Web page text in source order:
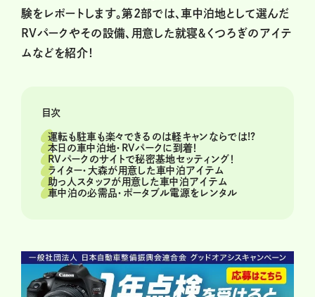
験をレポートします。第2部では、車中泊地として選んだ
RVパークやその設備、用意した就寝＆くつろぎのアイテ
ムなどを紹介！
目次
運転も駐車も楽々できるのは軽キャンならでは!?
本日の車中泊地・RVパークに到着！
RVパークのサイトで秘密基地セッティング！
ライター・大森が用意した車中泊アイテム
助っ人スタッフが用意した車中泊アイテム
車中泊の必需品・ポータブル電源をレンタル